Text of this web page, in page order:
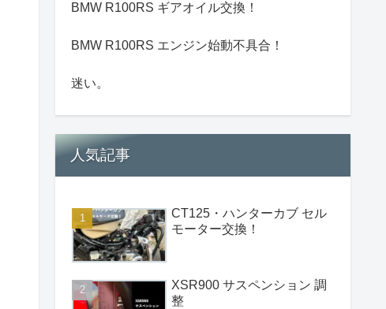
BMW R100RS ギアオイル交換！
BMW R100RS エンジン始動不具合！
迷い。
人気記事
CT125・ハンターカブ セル
モーター交換！
XSR900 サスペンション 調
整